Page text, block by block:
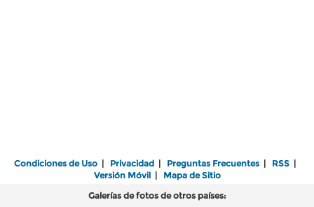
Condiciones de Uso | Privacidad | Preguntas Frecuentes | RSS |
Versión Móvil| Mapa de Sitio
Galerías de fotos de otros países: